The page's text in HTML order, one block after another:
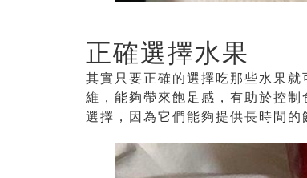
正確選擇水果
其實只要正確的選擇吃那些水果
維，能夠帶來飽足感，有助於控
選擇，因為它們能夠提供長時間的